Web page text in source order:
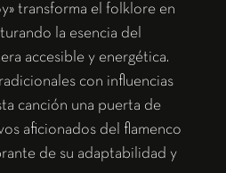
transforma el folklore en
la esencia del
accesible y energética.
con influencias
canción una puerta de
aficionados del flamenco
de su adaptabilidad y